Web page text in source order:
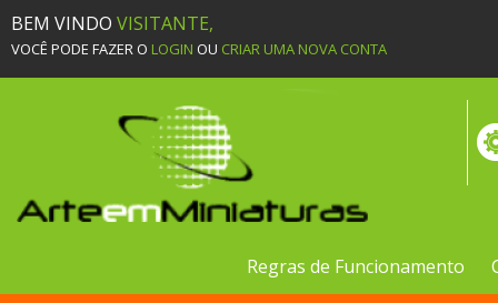
BEM VINDO VISITANTE,
VOCÊ PODE FAZER O LOGIN OU CRIAR UMA NOVA CONTA
Regras de Funcionamento